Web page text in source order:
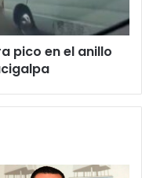
pico en el anillo